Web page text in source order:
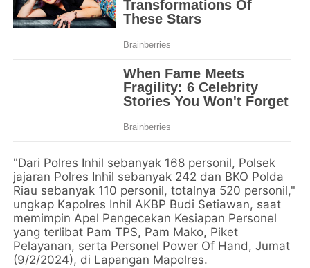
"Dari Polres Inhil sebanyak 168 personil, Polsek
jajaran Polres Inhil sebanyak 242 dan BKO Polda
Riau sebanyak 110 personil, totalnya 520 personil,"
ungkap Kapolres Inhil AKBP Budi Setiawan, saat
memimpin Apel Pengecekan Kesiapan Personel
yang terlibat Pam TPS, Pam Mako, Piket
Pelayanan, serta Personel Power Of Hand, Jumat
(9/2/2024), di Lapangan Mapolres.